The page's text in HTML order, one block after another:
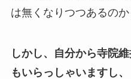
は無くなりつつあるの
しかし、自分から寺院
もいらっしゃいますし